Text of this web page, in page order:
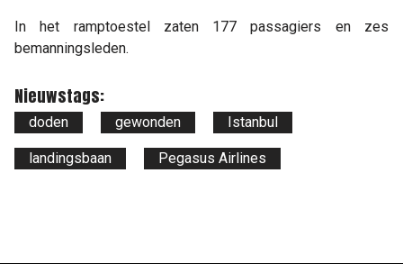
In het ramptoestel zaten 177 passagiers en zes
bemanningsleden.
Nieuwstags:
doden gewonden Istanbul
landingsbaan Pegasus Airlines